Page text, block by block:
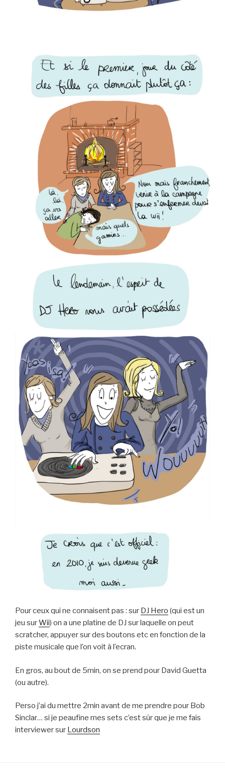
Pour ceux qui ne connaisent pas : sur DJ Hero (qui est un
jeu surWii) on a une platine de DJ sur laquelle on peut
scratcher, appuyer sur des boutons etc en fonction de la
piste musicale que l’on voit à l’ecran.
En gros, au bout de 5min, on se prend pour David Guetta
(ou autre).
Perso j’ai du mettre 2min avant de me prendre pour Bob
Sinclar… si je peaufine mes sets c’est sûr que je me fais
interviewer sur Lourdson